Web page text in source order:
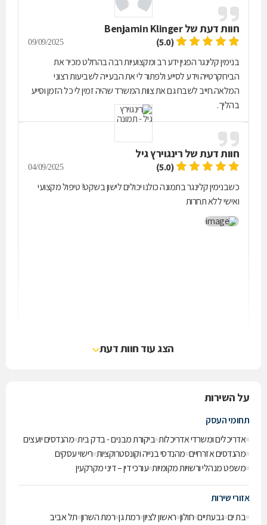
חוות דעת שלBenjamin Klinger
(5.0)
09/09/2025
בנימין קלינגר הפגין ידע רב ומקצועיות רבה בהחלט מכיר את
הבירוקרטייה וידע לסייע ולפתור לי את הבעייה לשביעות רצוני
המלאה.חייב לשבח גם את צוות המשרד שהיה זמין לי כל הזמן וסייע
בהליך.
חוות דעת של רינגוירץ גיל
(5.0)
04/09/2025
כשבנימין קלינגר בתמונה כולנו יכולים לישון בשקט! טיפול מקצועי
ואישי ללא תחרות
הצג עוד חוות דעת
על השירות
תחומי העסק
אדריכלים ומשרדי אדריכלות ביקורת מבנים - בדק בית מהנדסים יועצים
מהנדסים אזרחיים מהנדסי בנייה וקונסטרוקציות רישוי עסקים
משפט מנהלי ורשויות מקומיות עורכי דין – דיני מקרקעין
אזורי שירות
בת ים גבעתיים חולון ראשון לציון רמת גן רמת השרון תל אביב